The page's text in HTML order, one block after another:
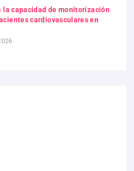
capacidad de monitorización
cardiovasculares en